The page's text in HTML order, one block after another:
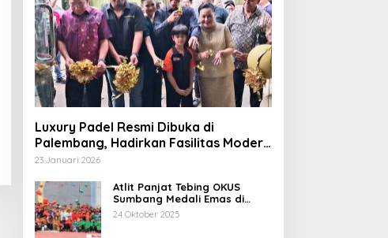
Luxury Padel Resmi Dibuka di
Palembang, Hadirkan Fasilitas Modern
Berstandar Nasional
23 Januari 2026
Atlit Panjat Tebing OKUS
Sumbang Medali Emas di
Porprov XV Sumsel Tahun
2025.
24 Oktober 2025